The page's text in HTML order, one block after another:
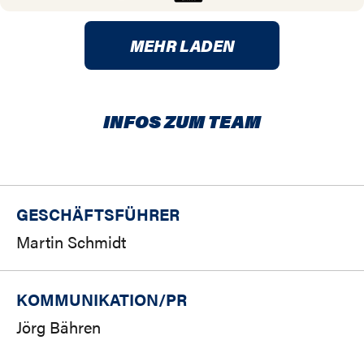
MEHR LADEN
INFOS ZUM TEAM
GESCHÄFTSFÜHRER
Martin Schmidt
KOMMUNIKATION/PR
Jörg Bähren